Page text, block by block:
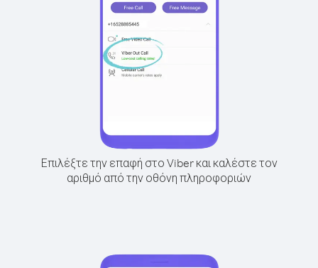
Επιλέξτε την επαφή στο Viber και καλέστε τον
αριθμό από την οθόνη πληροφοριών